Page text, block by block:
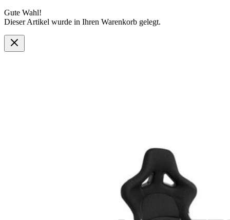
Gute Wahl!
Dieser Artikel wurde in Ihren Warenkorb gelegt.